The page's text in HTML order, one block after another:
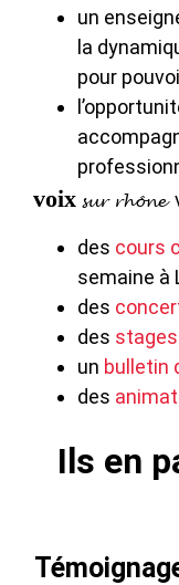
un
la
pour
voix sur rhône
des cours
semaine à
des
des stages
un bulletin
des
Ils en